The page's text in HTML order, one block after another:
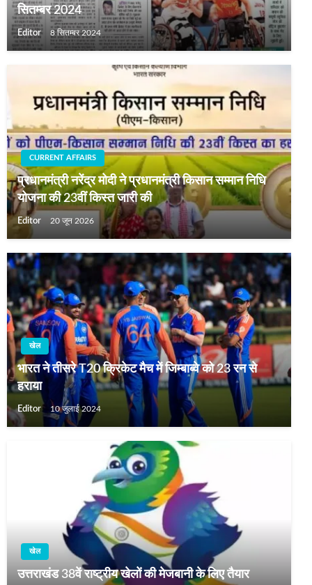
सितम्बर 2024
Editor 8 सितम्बर 2024
CURRENT AFFAIRS
प्रधानमंत्री नरेंद्र मोदी ने प्रधानमंत्री किसान सम्मान निधि
योजना की 23वीं किस्त जारी की
Editor 20 जून 2026
खेल
भारत ने तीसरे T20 क्रिकेट मैच में जिम्‍बाब्‍वे को 23 रन से
हराया
Editor 10 जुलाई 2024
खेल
उत्तराखंड 38वें राष्ट्रीय खेलों की मेजबानी के लिए तैयार